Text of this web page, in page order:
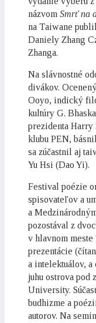
názvom Smrť na
na Taiwane
Daniely Zhang
Zhanga.
Na slávnostné
divákov.
Ooyo, indický
kultúry G.
prezidenta Harry
klubu PEN,
sa zúčastnil aj
Yu Hsi (Dao Yi).
Festival poézie
spisovateľov a
a
pozostával z
v hlavnom meste
prezentácie
a intelektuálov, a
juhu ostrova pod
University.
budhizme a
autorov. Na